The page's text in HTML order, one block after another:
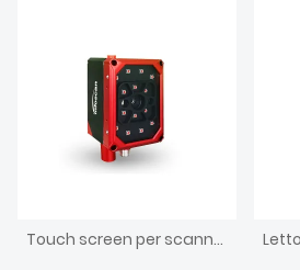
Touch screen per scanner di codici a barre industriale a montaggio fisso da 2 MP